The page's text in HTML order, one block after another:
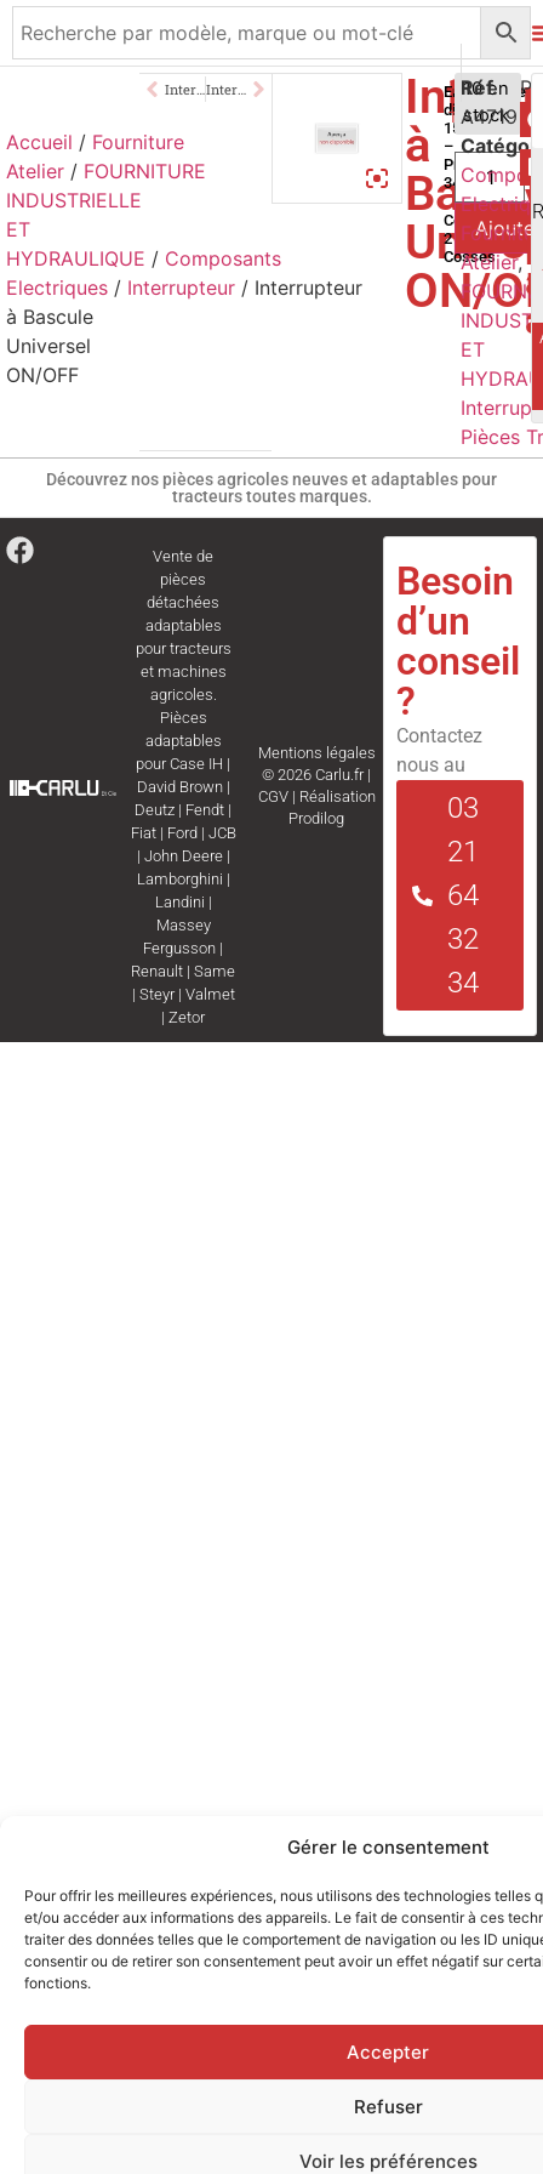
Gérer le consentement
Pour offrir les meilleures expériences, nous utilisons des technologies telles
et/ou accéder aux informations des appareils. Le fait de consentir à ces
traiter des données telles que le comportement de navigation ou les ID
consentir ou de retirer son consentement peut avoir un effet négatif sur
fonctions.
Accepter
Refuser
Voir les préférences
Accueil / Fourniture
Atelier / FOURNITURE
INDUSTRIELLE
ET
HYDRAULIQUE / Composants
Electriques / Interrupteur / Interrupteur
à Bascule
Universel
ON/OFF
Interrupteur à Bascule 12V Ø20.2mm Interrupteur à Bascule Ventilation
à
ON/
Encastrable
dimension
15*29mm
–
Profondeur
34mm
Connexion
2
Cosses
15,00€
TTC
10 en
stock
Réf.
A4719
Atelier,
ET
Pièces
Découvrez nos pièces agricoles neuves et adaptables pour
tracteurs toutes marques.
Vente de
pièces
détachées
adaptables
pour tracteurs
et machines
agricoles.
Pièces
adaptables
pourCase IH |
David Brown|
Deutz | Fendt |
Fiat| Ford| JCB
| John Deere|
Lamborghini |
Landini |
Massey
Fergusson |
Renault |Same
| Steyr| Valmet
|Zetor
Mentions légales
© 2026 Carlu.fr |
CGV| Réalisation
Prodilog
Besoin
d’un
conseil
?
Contactez
nous au
03
21
64
32
34